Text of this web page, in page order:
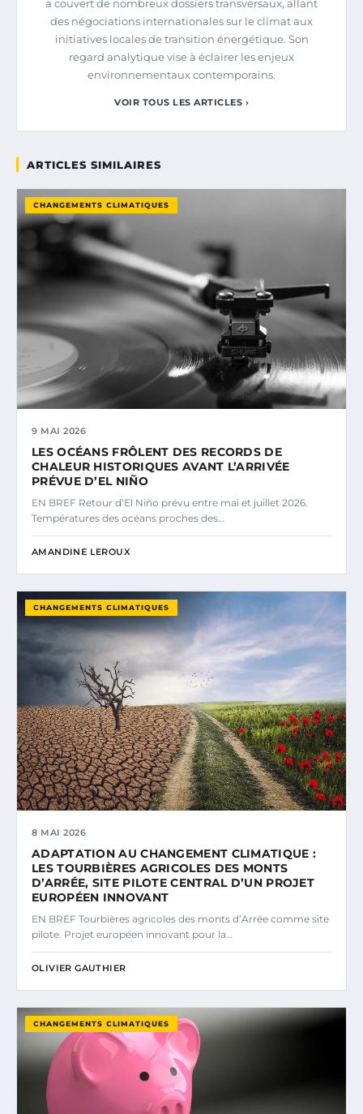
a couvert de nombreux dossiers transversaux, allant
des négociations internationales sur le climat aux
initiatives locales de transition énergétique. Son
regard analytique vise à éclairer les enjeux
environnementaux contemporains.
VOIR TOUS LES ARTICLES ›
ARTICLES SIMILAIRES
CHANGEMENTS CLIMATIQUES
9 MAI 2026
LES OCÉANS FRÔLENT DES RECORDS DE
CHALEUR HISTORIQUES AVANT L’ARRIVÉE
PRÉVUE D’EL NIÑO
EN BREF Retour d’El Niño prévu entre mai et juillet 2026.
Températures des océans proches des…
AMANDINE LEROUX
CHANGEMENTS CLIMATIQUES
8 MAI 2026
ADAPTATION AU CHANGEMENT CLIMATIQUE :
LES TOURBIÈRES AGRICOLES DES MONTS
D’ARRÉE, SITE PILOTE CENTRAL D’UN PROJET
EUROPÉEN INNOVANT
EN BREF Tourbières agricoles des monts d’Arrée comme site
pilote. Projet européen innovant pour la…
OLIVIER GAUTHIER
CHANGEMENTS CLIMATIQUES